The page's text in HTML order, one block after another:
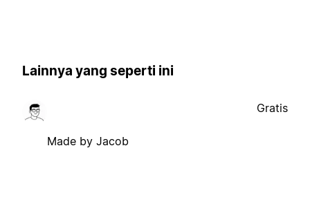
Lainnya yang seperti ini
Made by Jacob
Gratis